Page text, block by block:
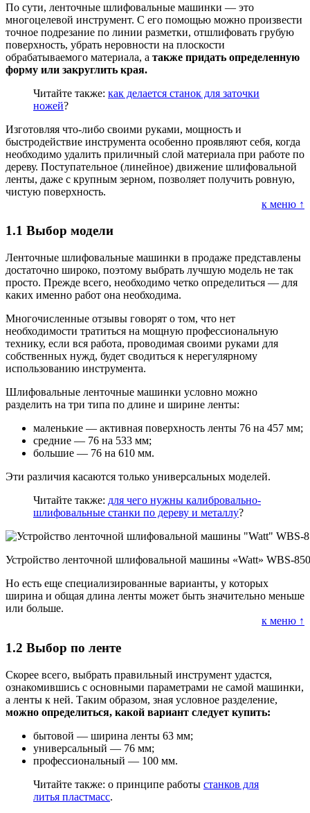
По сути, ленточные шлифовальные машинки — это
многоцелевой инструмент. С его помощью можно произвести
точное подрезание по линии разметки, отшлифовать грубую
поверхность, убрать неровности на плоскости
обрабатываемого материала, а также придать определенную
форму или закруглить края.
Читайте также: как делается станок для заточки
ножей?
Изготовляя что-либо своими руками, мощность и
быстродействие инструмента особенно проявляют себя, когда
необходимо удалить приличный слой материала при работе по
дереву. Поступательное (линейное) движение шлифовальной
ленты, даже с крупным зерном, позволяет получить ровную,
чистую поверхность.
к меню ↑
1.1 Выбор модели
Ленточные шлифовальные машинки в продаже представлены
достаточно широко, поэтому выбрать лучшую модель не так
просто. Прежде всего, необходимо четко определиться — для
каких именно работ она необходима.
Многочисленные отзывы говорят о том, что нет
необходимости тратиться на мощную профессиональную
технику, если вся работа, проводимая своими руками для
собственных нужд, будет сводиться к нерегулярному
использованию инструмента.
Шлифовальные ленточные машинки условно можно
разделить на три типа по длине и ширине ленты:
маленькие — активная поверхность ленты 76 на 457 мм;
средние — 76 на 533 мм;
большие — 76 на 610 мм.
Эти различия касаются только универсальных моделей.
Читайте также: для чего нужны калибровально-
шлифовальные станки по дереву и металлу?
Устройство ленточной шлифовальной машины «Watt» WBS-850
Но есть еще специализированные варианты, у которых
ширина и общая длина ленты может быть значительно меньше
или больше.
к меню ↑
1.2 Выбор по ленте
Скорее всего, выбрать правильный инструмент удастся,
ознакомившись с основными параметрами не самой машинки,
а ленты к ней. Таким образом, зная условное разделение,
можно определиться, какой вариант следует купить:
бытовой — ширина ленты 63 мм;
универсальный — 76 мм;
профессиональный — 100 мм.
Читайте также: о принципе работы станков для
литья пластмасс.